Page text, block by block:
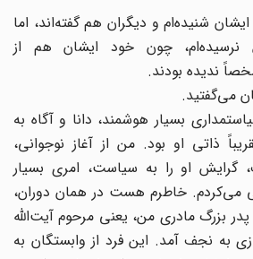
شنیده‌ام و دیگران هم گفته‌اند، اما
چون خود ایشان هم از
ندیده بودند.
می‌گفتید.
بسیار هوشمند، دانا و آگاه به
ذاتی او بود. من از آغاز نوجوانی،
او را به سیاست، امری بسیار
خاطرم هست در همان دوران،
بزرگ مادری من، یعنی مرحوم آیت‌الله
نجف آمد. این فرد از وابستگان به